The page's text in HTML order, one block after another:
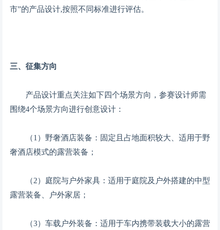
市”的产品设计,按照不同标准进行评估。
三、征集方向
产品设计重点关注如下四个场景方向，参赛设计师需
围绕4个场景方向进行创意设计：
（1）野奢酒店装备：固定且占地面积较大、适用于野
奢酒店模式的露营装备；
（2）庭院与户外家具：适用于庭院及户外搭建的中型
露营装备、户外家居；
（3）车载户外装备：适用于车内携带装载大小的露营